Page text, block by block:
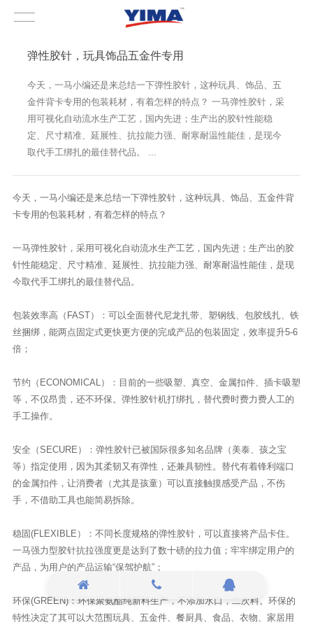
弹性胶针，玩具饰品五金件专用
今天，一马小编还是来总结一下弹性胶针，这种玩具、饰品、五
金件背卡专用的包装耗材，有着怎样的特点？ 一马弹性胶针，采
用可视化自动流水生产工艺，国内先进；生产出的胶针性能稳
定、尺寸精准、延展性、抗拉能力强、耐寒耐温性能佳，是现今
取代手工绑扎的最佳替代品。 ...
今天，一马小编还是来总结一下弹性胶针，这种玩具、饰品、五金件背
卡专用的包装耗材，有着怎样的特点？
一马弹性胶针，采用可视化自动流水生产工艺，国内先进；生产出的胶
针性能稳定、尺寸精准、延展性、抗拉能力强、耐寒耐温性能佳，是现
今取代手工绑扎的最佳替代品。
包装效率高（FAST）：可以全面替代尼龙扎带、塑钢线、包胶线扎、铁
丝捆绑，能两点固定式更快更方便的完成产品的包装固定，效率提升5-6
倍；
节约（ECONOMICAL）：目前的一些吸塑、真空、金属扣件、插卡吸塑
等，不仅昂贵，还不环保。弹性胶针机打绑扎，替代费时费力费人工的
手工操作。
安全（SECURE）：弹性胶针已被国际很多知名品牌（美泰、孩之宝
等）指定使用，因为其柔韧又有弹性，还兼具韧性。替代有着锋利端口
的金属扣件，让消费者（尤其是孩童）可以直接触摸感受产品，不伤
手，不借助工具也能简易拆除。
稳固(FLEXIBLE）：不同长度规格的弹性胶针，可以直接将产品卡住。
一马强力型胶针抗拉强度更是达到了数十磅的拉力值；牢牢绑定用户的
产品，为用户的产品运输“保驾护航”；
环保(GREEN)：环保聚氨酯纯新料生产，不添加水口，二次料。环保的
特性决定了其可以大范围玩具、五金件、餐厨具、食品、衣物、家居用